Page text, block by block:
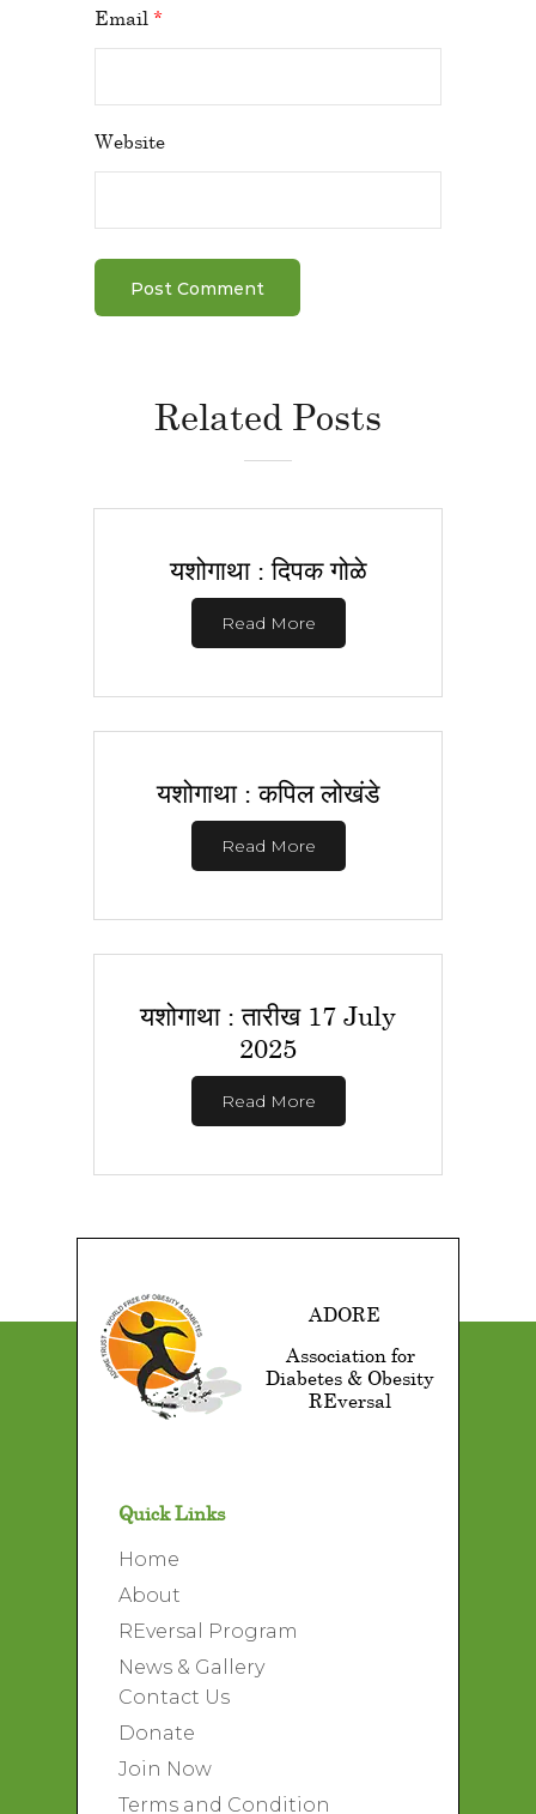
Email *
Website
Related Posts
यशोगाथा : दिपक गोळे
Read More
यशोगाथा : कपिल लोखंडे
Read More
यशोगाथा : तारीख 17 July
2025
Read More
ADORE
Association for
Diabetes & Obesity
REversal
Quick Links
Home
About
REversal Program
News & Gallery
Contact Us
Donate
Join Now
Terms and Condition